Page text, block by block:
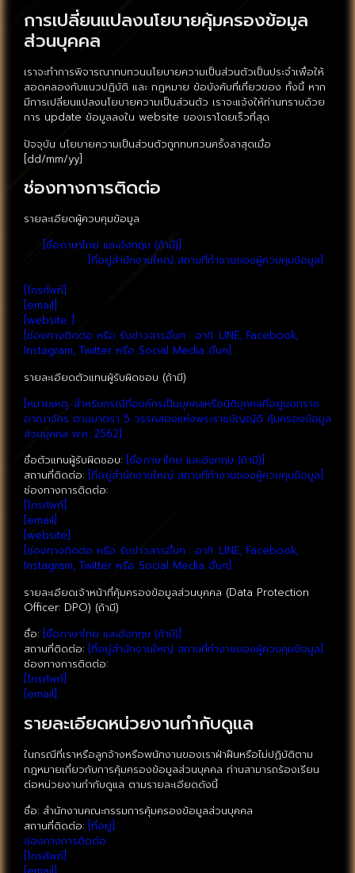
การเปลี่ยนแปลงนโยบายคุ้มครองข้อมูล
ส่วนบุคคล
เราจะทำการพิจารณาทบทวนนโยบายความเป็นส่วนตัวเป็นประจำเพื่อให้
สอดคลองกับแนวปฏิบัติ และ กฎหมาย ข้อบังคับที่เกี่ยวของ ทั้งนี้ หาก
มีการเปลี่ยนแปลงนโยบายความเป็นส่วนตัว เราจะแจ้งให้ท่านทราบด้วย
การ update ข้อมูลลงใน website ของเราโดยเร็วที่สุด
ปัจจุบัน นโยบายความเป็นส่วนตัวถูกทบทวนครั้งลาสุดเมื่อ
[dd/mm/yy]
ช่องทางการติดต่อ
รายละเอียดผู้ควบคุมข้อมูล
[ชื่อภาษาไทย และอังกฤษ (ถ้ามี)]
[ที่อยู่สำนักงานใหญ่ สถานที่ทำงานของผู้ควบคุมข้อมูล]
[โทรศัพท์]
[email]
[website ]
[ช่องทางติดต่อ หรือ รับข่าวสารอื่นๆ : อาทิ. LINE, Facebook,
Instagram, Twitter หรือ Social Media อื่นๆ]
รายละเอียดตัวแทนผู้รับผิดชอบ (ถ้ามี)
[หมายเหตุ: สำหรับกรณีที่องค์กรเป็นบุคคลหรือนิติบุคคลที่อยู่นอกราช
อาณาจักร ตามมาตรา 5 วรรคสองแห่งพระราชบัญญัติ คุ้มครองข้อมูล
ส่วนบุคคล พ.ศ. 2562]
ชื่อตัวแทนผู้รับผิดชอบ: [ชื่อภาษาไทย และอังกฤษ (ถ้ามี)]
สถานที่ติดต่อ: [ที่อยู่สำนักงานใหญ่ สถานที่ทำงานของผู้ควบคุมข้อมูล]
ช่องทางการติดต่อ:
[โทรศัพท์]
[email]
[website]
[ช่องทางติดต่อ หรือ รับข่าวสารอื่นๆ : อาทิ. LINE, Facebook,
Instagram, Twitter หรือ Social Media อื่นๆ]
รายละเอียดเจ้าหน้าที่คุ้มครองข้อมูลส่วนบุคคล (Data Protection
Officer: DPO) (ถ้ามี)
ชื่อ: [ชื่อภาษาไทย และอังกฤษ (ถ้ามี)]
สถานที่ติดต่อ: [ที่อยู่สำนักงานใหญ่ สถานที่ทำงานของผู้ควบคุมข้อมูล]
ช่องทางการติดต่อ:
[โทรศัพท์]
[email]
รายละเอียดหน่วยงานกำกับดูแล
ในกรณีที่เราหรือลูกจ้างหรือพนักงานของเราฝ่าฝืนหรือไม่ปฏิบัติตาม
กฎหมายเกี่ยวกับการคุ้มครองข้อมูลส่วนบุคคล ท่านสามารถร้องเรียน
ต่อหน่วยงานกำกับดูแล ตามรายละเอียดดังนี้
ชื่อ: สำนักงานคณะกรรมการคุ้มครองข้อมูลส่วนบุคคล
สถานที่ติดต่อ: [ที่อยู่]
ช่องทางการติดต่อ:
[โทรศัพท์]